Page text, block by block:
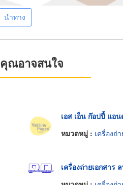
นำทาง
ณอาจสนใจ
เอส เอ็น ก๊อปปี้ แอ
หมวดหมู่ : เครื่องถ่
เครื่องถ่ายเอกสาร